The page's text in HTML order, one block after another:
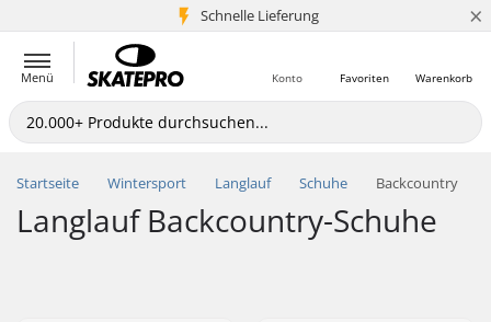
Schnelle Lieferung
5+ Mio. Kunden ×
Menü Warenkorb
Favoriten
Konto
Startseite Wintersport Langlauf Schuhe Backcountry
Langlauf Backcountry-Schuhe